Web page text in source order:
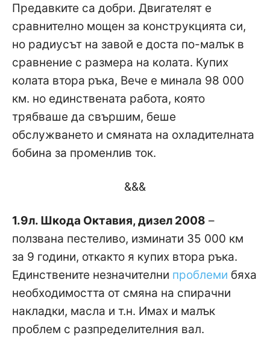
Предавките са добри. Двигателят е
сравнително мощен за конструкцията си,
но радиусът на завой е доста по-малък в
сравнение с размера на колата. Купих
колата втора ръка, Вече е минала 98 000
км. но единствената работа, която
трябваше да свършим, беше
обслужването и смяната на охладителната
бобина за променлив ток.
&&&
1.9л. Шкода Октавия, дизел 2008 –
ползвана пестеливо, изминати 35 000 км
за 9 години, откакто я купих втора ръка.
Единствените незначителни проблеми бяха
необходимостта от смяна на спирачни
накладки, масла и т.н. Имах и малък
проблем с разпределителния вал.